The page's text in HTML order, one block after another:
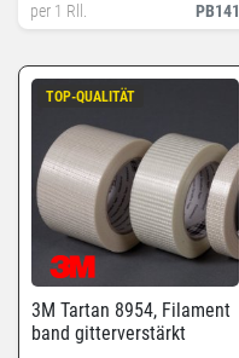
PB141
per 1 Rll.
TOP-QUALITÄT
3M Tartan 8954, Filament
band gitterverstärkt